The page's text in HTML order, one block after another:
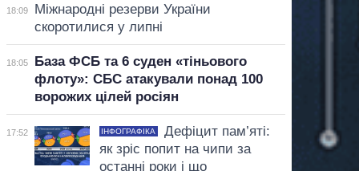
18:09
Міжнародні резерви України
скоротилися у липні
18:05
База ФСБ та 6 суден «тіньового
флоту»: СБС атакували понад 100
ворожих цілей росіян
17:52 ІНФОГРАФІКА
Дефіцит пам’яті:
як зріс попит на чипи за
останні роки і що